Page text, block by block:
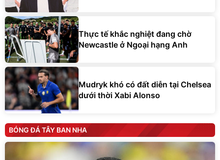
Thực tế khắc nghiệt đang chờ
Newcastle ở Ngoại hạng Anh
Mudryk khó có đất diễn tại Chelsea
dưới thời Xabi Alonso
BÓNG ĐÁ TÂY BAN NHA